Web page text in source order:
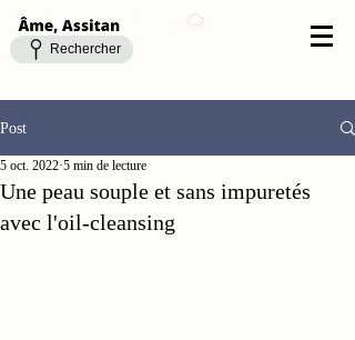
Rechercher
Post
Une peau souple et sans impuretés
avec l'oil-cleansing
5 oct. 2022 5 min de lecture